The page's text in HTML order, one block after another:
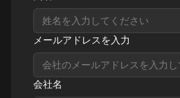
メールアドレスを入力
会社名